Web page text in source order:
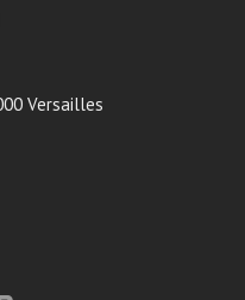
Versailles